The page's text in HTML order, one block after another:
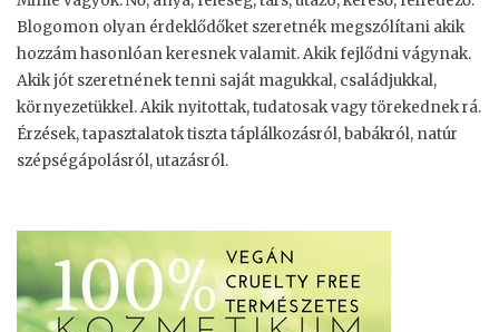
Blogomon olyan érdeklődőket szeretnék megszólítani akik
hozzám hasonlóan keresnek valamit. Akik fejlődni vágynak.
Akik jót szeretnének tenni saját magukkal, családjukkal,
környezetükkel. Akik nyitottak, tudatosak vagy törekednek rá.
Érzések, tapasztalatok tiszta táplálkozásról, babákról, natúr
szépségápolásról, utazásról.